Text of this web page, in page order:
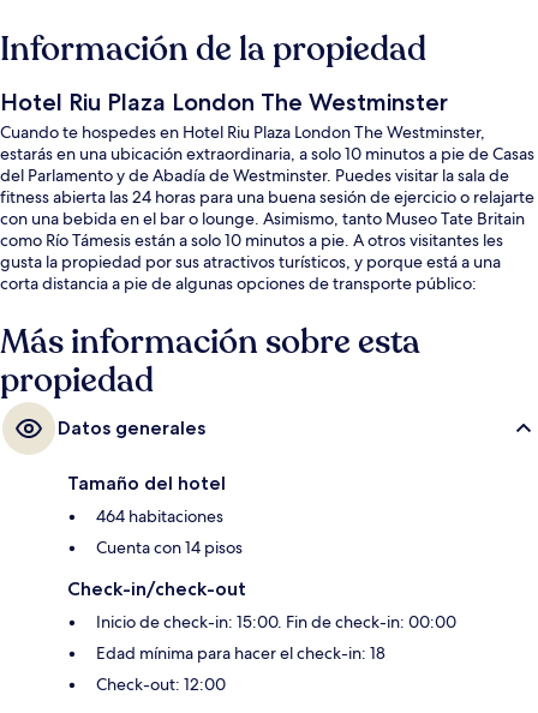
Información de la propiedad
Hotel Riu Plaza London The Westminster
Cuando te hospedes en Hotel Riu Plaza London The Westminster,
estarás en una ubicación extraordinaria, a solo 10 minutos a pie de Casas
del Parlamento y de Abadía de Westminster. Puedes visitar la sala de
fitness abierta las 24 horas para una buena sesión de ejercicio o relajarte
con una bebida en el bar o lounge. Asimismo, tanto Museo Tate Britain
como Río Támesis están a solo 10 minutos a pie. A otros visitantes les
gusta la propiedad por sus atractivos turísticos, y porque está a una
corta distancia a pie de algunas opciones de transporte público:
Westminster está a 13 minutos.
Más información sobre esta
propiedad
Datos generales
Tamaño del hotel
464 habitaciones
Cuenta con 14 pisos
Check-in/check-out
Inicio de check-in: 15:00. Fin de check-in: 00:00
Edad mínima para hacer el check-in: 18
Check-out: 12:00